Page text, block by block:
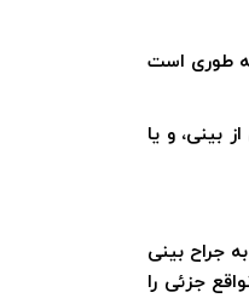
به طوری است
بینی، و یا
جراح بینی
جزئی را